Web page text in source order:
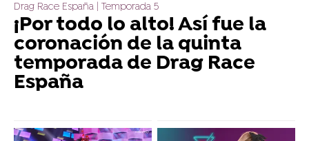
Drag Race España | Temporada 5
¡Por todo lo alto! Así fue la
coronación de la quinta
temporada de Drag Race
España